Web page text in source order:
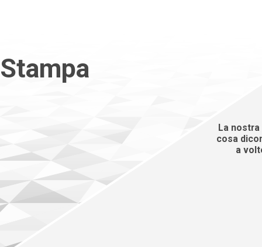
Stampa
La
cosa
a